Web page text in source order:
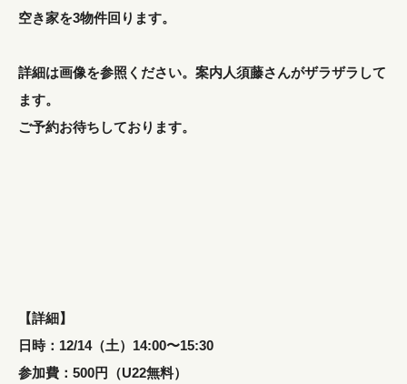
空き家を3物件回ります。
詳細は画像を参照ください。案内人須藤さんがザラザラして
ます。
ご予約お待ちしております。
【詳細】
日時：12/14（土）14:00〜15:30
参加費：500円（U22無料）